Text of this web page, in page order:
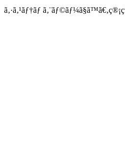
ã‚·ã‚¹ãƒ†ãƒ